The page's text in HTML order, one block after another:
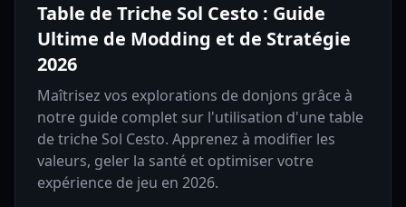
Table de Triche Sol Cesto : Guide
Ultime de Modding et de Stratégie
2026
Maîtrisez vos explorations de donjons grâce à
notre guide complet sur l'utilisation d'une table
de triche Sol Cesto. Apprenez à modifier les
valeurs, geler la santé et optimiser votre
expérience de jeu en 2026.